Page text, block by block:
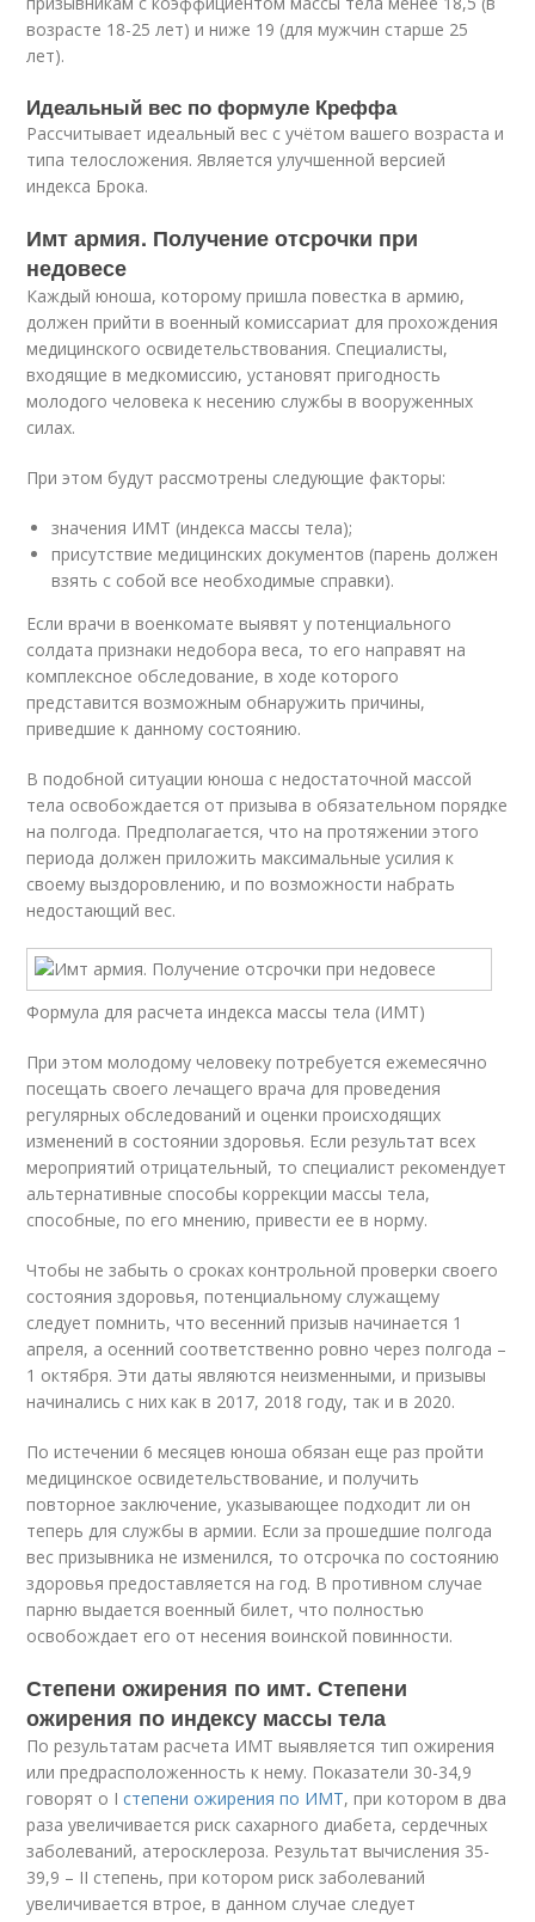
возрасте 18-25 лет) и ниже 19 (для мужчин старше 25
лет).
Идеальный вес по формуле Креффа
Рассчитывает идеальный вес с учётом вашего возраста и
типа телосложения. Является улучшенной версией
индекса Брока.
Имт армия. Получение отсрочки при
недовесе
Каждый юноша, которому пришла повестка в армию,
должен прийти в военный комиссариат для прохождения
медицинского освидетельствования. Специалисты,
входящие в медкомиссию, установят пригодность
молодого человека к несению службы в вооруженных
силах.
При этом будут рассмотрены следующие факторы:
значения ИМТ (индекса массы тела);
присутствие медицинских документов (парень должен
взять с собой все необходимые справки).
Если врачи в военкомате выявят у потенциального
солдата признаки недобора веса, то его направят на
комплексное обследование, в ходе которого
представится возможным обнаружить причины,
приведшие к данному состоянию.
В подобной ситуации юноша с недостаточной массой
тела освобождается от призыва в обязательном порядке
на полгода. Предполагается, что на протяжении этого
периода должен приложить максимальные усилия к
своему выздоровлению, и по возможности набрать
недостающий вес.
Формула для расчета индекса массы тела (ИМТ)
При этом молодому человеку потребуется ежемесячно
посещать своего лечащего врача для проведения
регулярных обследований и оценки происходящих
изменений в состоянии здоровья. Если результат всех
мероприятий отрицательный, то специалист рекомендует
альтернативные способы коррекции массы тела,
способные, по его мнению, привести ее в норму.
Чтобы не забыть о сроках контрольной проверки своего
состояния здоровья, потенциальному служащему
следует помнить, что весенний призыв начинается 1
апреля, а осенний соответственно ровно через полгода –
1 октября. Эти даты являются неизменными, и призывы
начинались с них как в 2017, 2018 году, так и в 2020.
По истечении 6 месяцев юноша обязан еще раз пройти
медицинское освидетельствование, и получить
повторное заключение, указывающее подходит ли он
теперь для службы в армии. Если за прошедшие полгода
вес призывника не изменился, то отсрочка по состоянию
здоровья предоставляется на год. В противном случае
парню выдается военный билет, что полностью
освобождает его от несения воинской повинности.
Степени ожирения по имт. Степени
ожирения по индексу массы тела
По результатам расчета ИМТ выявляется тип ожирения
или предрасположенность к нему. Показатели 30-34,9
говорят о Iстепени ожирения по ИМТ, при котором в два
раза увеличивается риск сахарного диабета, сердечных
заболеваний, атеросклероза. Результат вычисления 35-
39,9 – II степень, при котором риск заболеваний
увеличивается втрое, в данном случае следует